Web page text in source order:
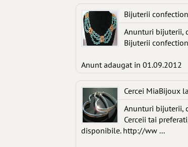
Bijuterii
Anunturi bijuterii,
Bijuterii
Anunt adaugat in 01.09.2012
Cercei MiaBijoux
Anunturi bijuterii,
Cerceii tai
disponibile. http://ww ...